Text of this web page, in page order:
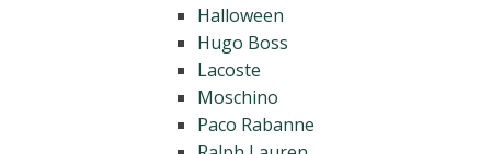
Halloween
Hugo Boss
Lacoste
Moschino
Paco Rabanne